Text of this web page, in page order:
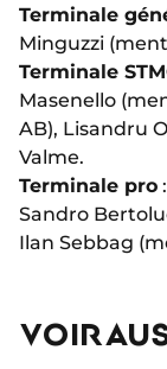
Terminale
Minguzzi
Terminale
Masenello
AB), Lisandru
Valme.
Terminale pro
Sandro
Ilan Sebbag
VOIR